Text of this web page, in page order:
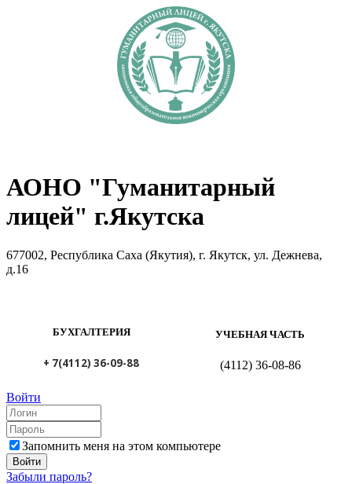
АОНО "Гуманитарный
лицей" г.Якутска
677002, Республика Саха (Якутия), г. Якутск, ул. Дежнева,
д.16
БУХГАЛТЕРИЯ
+ 7(4112) 36-09-88
УЧЕБНАЯ ЧАСТЬ
(4112) 36-08-86
Войти
Запомнить меня на этом компьютере
Забыли пароль?